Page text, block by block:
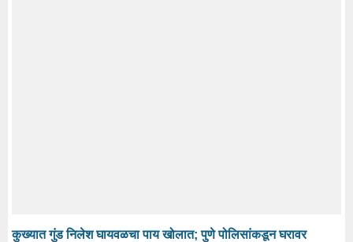
कुख्यात गुंड निलेश घायवळचा पाय खोलात; पुणे पोलिसांकडून घरावर